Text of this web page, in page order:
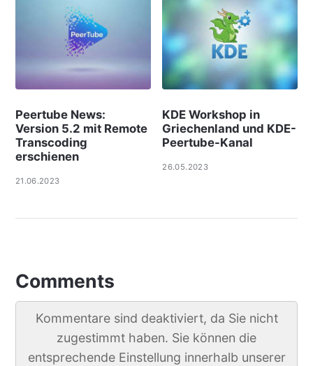
Peertube News:
Version 5.2 mit Remote
Transcoding
erschienen
21.06.2023
KDE Workshop in
Griechenland und KDE-
Peertube-Kanal
26.05.2023
Comments
Kommentare sind deaktiviert, da Sie nicht
zugestimmt haben. Sie können die
entsprechende Einstellung innerhalb unserer